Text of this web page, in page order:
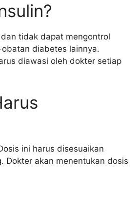
tidak dapat mengontrol
diabetes lainnya.
diawasi oleh dokter setiap
ini harus disesuaikan
Dokter akan menentukan dosis